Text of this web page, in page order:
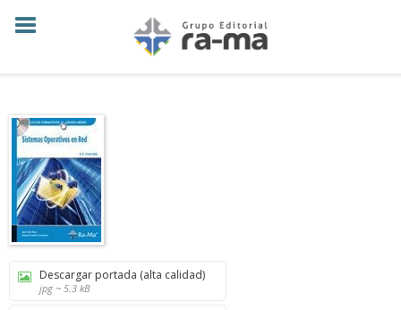
Descargar portada (alta calidad)
jpg ~ 5.3 kB